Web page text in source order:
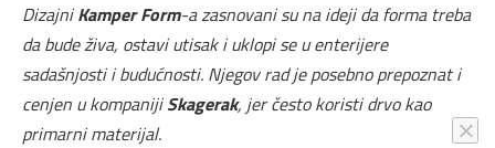
DizajniKamper Form-a zasnovani su na ideji da forma treba
da bude živa, ostavi utisak i uklopi se u enterijere
sadašnjosti i budućnosti. Njegov rad je posebno prepoznat i
cenjen u kompanijiSkagerak, jer često koristi drvo kao
primarni materijal.